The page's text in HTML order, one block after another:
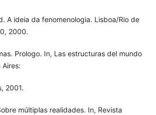
A ideia da fenomenologia. Lisboa/Rio de
2000.
Prologo. In, Las estructuras del mundo
2001.
múltiplas realidades. In, Revista